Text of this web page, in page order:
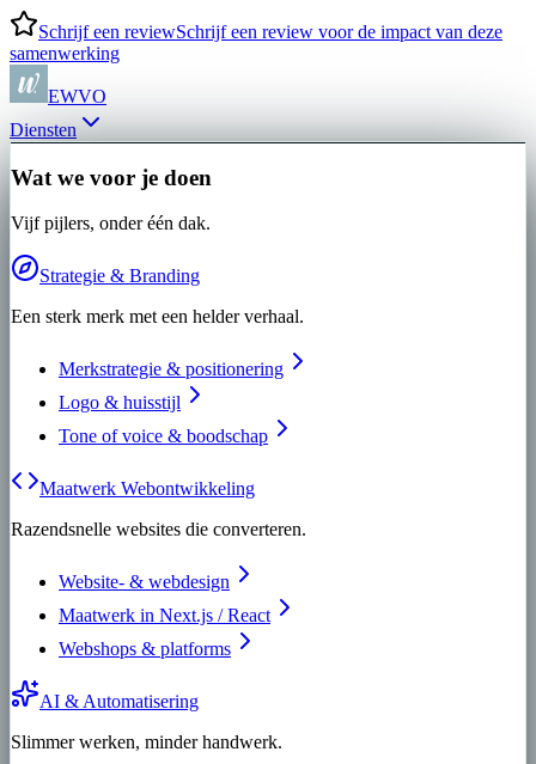
Schrijf een reviewSchrijf een review voor de impact van deze
samenwerking
EWVO
Diensten
Wat we voor je doen
Vijf pijlers, onder één dak.
Strategie & Branding
Een sterk merk met een helder verhaal.
Merkstrategie & positionering
Logo & huisstijl
Tone of voice & boodschap
Maatwerk Webontwikkeling
Razendsnelle websites die converteren.
Website- & webdesign
Maatwerk in Next.js / React
Webshops & platforms
AI & Automatisering
Slimmer werken, minder handwerk.